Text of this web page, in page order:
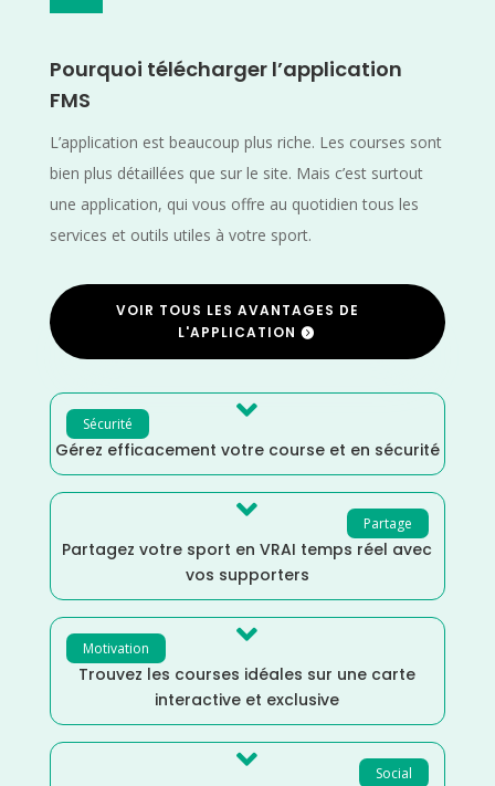
Pourquoi télécharger l’application
FMS
L’application est beaucoup plus riche. Les courses sont
bien plus détaillées que sur le site. Mais c’est surtout
une application, qui vous offre au quotidien tous les
services et outils utiles à votre sport.
VOIR TOUS LES AVANTAGES DE
L'APPLICATION
Sécurité 
Gérez efficacement votre course et en sécurité
Partage

Partagez votre sport en VRAI temps réel avec
vos supporters
Motivation 
Trouvez les courses idéales sur une carte
interactive et exclusive
Social
